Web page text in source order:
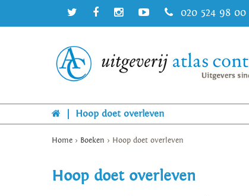
020 524 98 00
Hoop doet overleven
Home > Boeken > Hoop doet overleven
Hoop doet overleven